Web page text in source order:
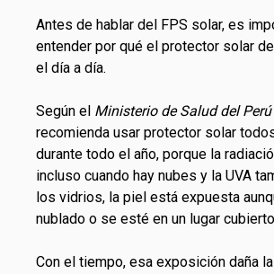
Antes de hablar del FPS solar, es
entender por qué el protector solar
el día a día.
Según el Ministerio de Salud del
recomienda usar protector solar
durante todo el año, porque la
incluso cuando hay nubes y la UVA
los vidrios, la piel está expuesta
nublado o se esté en un lugar
Con el tiempo, esa exposición daña